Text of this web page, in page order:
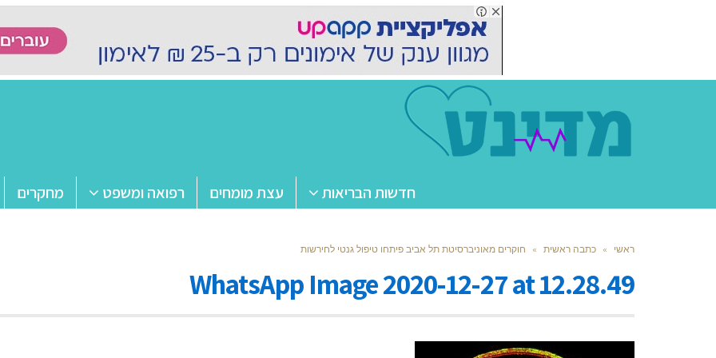
חדשות הבריאות עצת מומחים רפואה ומשפט מחקרים
ראשי » כתבה ראשית » חוקרים מאוניברסיטת תל אביב פיתחו טיפול גנטי לחירשות
WhatsApp Image 2020-12-27 at 12.28.49